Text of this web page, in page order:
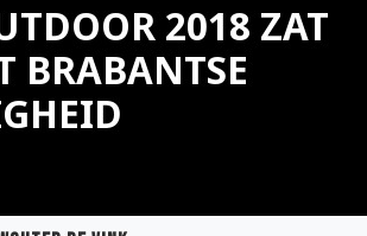
2018 ZAT
BRABANTSE